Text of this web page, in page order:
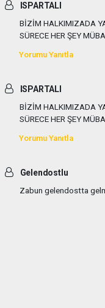
ISPARTALI
BİZİM HALKIMIZADA
SÜRECE HER ŞEY
Yorumu Yanıtla
ISPARTALI
BİZİM HALKIMIZADA
SÜRECE HER ŞEY
Yorumu Yanıtla
Gelendostlu
Zabun gelendostta